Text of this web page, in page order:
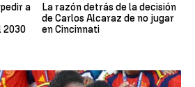
a
2030
La razón detrás de la decisión
de Carlos Alcaraz de no jugar
en Cincinnati